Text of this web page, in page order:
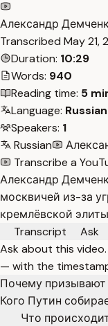
Александр
Transcribed May 21,
Duration: 10:29
Words: 940
Reading time: 5
Language: Russian
Speakers: 1
Russian
Transcribe a
Александр
москвичей из-за
кремлёвской
Transcript
Ask
Ask about this
— with the
Почему призывают
Кого Путин
Что